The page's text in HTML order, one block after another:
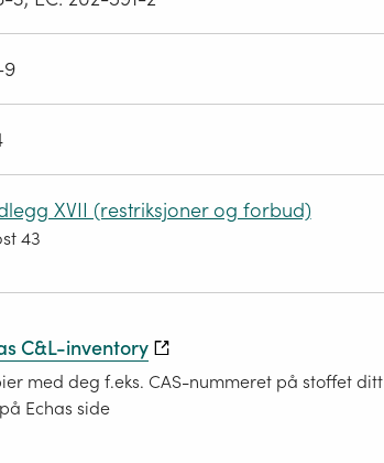
9
XVII (restriksjoner og forbud)
43
C&L-inventory
med deg f.eks. CAS-nummeret på stoffet ditt
Echas side